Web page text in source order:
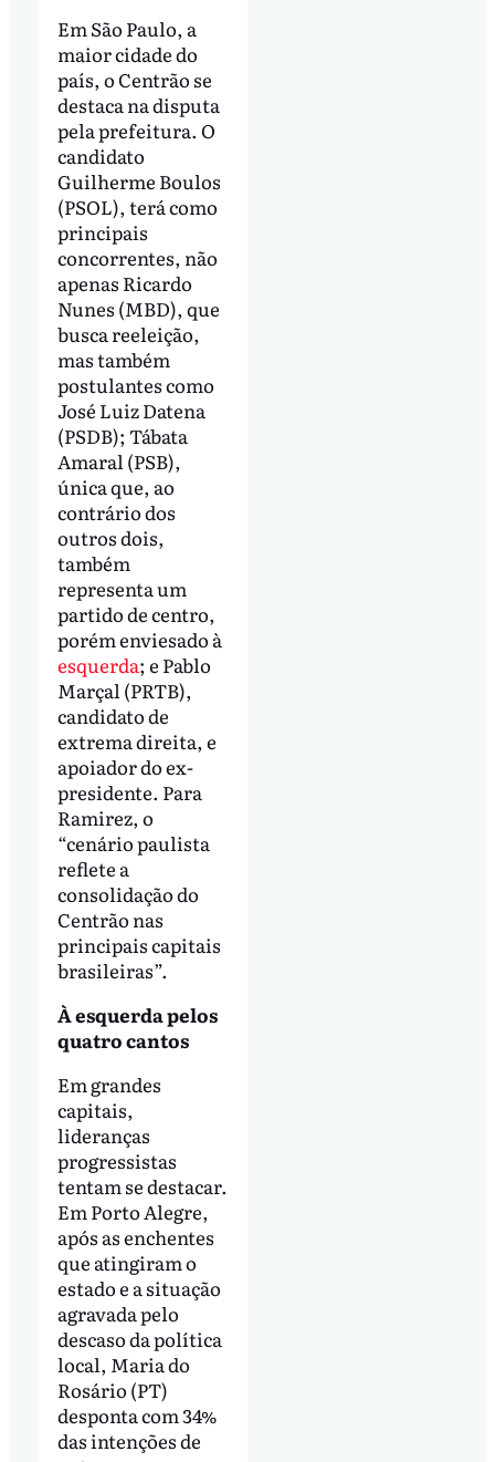
Em São Paulo, a
maior cidade do
país, o Centrão se
destaca na disputa
pela prefeitura. O
candidato
Guilherme Boulos
(PSOL), terá como
principais
concorrentes, não
apenas Ricardo
Nunes (MBD), que
busca reeleição,
mas também
postulantes como
José Luiz Datena
(PSDB); Tábata
Amaral (PSB),
única que, ao
contrário dos
outros dois,
também
representa um
partido de centro,
porém enviesado à
esquerda; e Pablo
Marçal (PRTB),
candidato de
extrema direita, e
apoiador do ex-
presidente. Para
Ramirez, o
“cenário paulista
reflete a
consolidação do
Centrão nas
principais capitais
brasileiras”.
À esquerda pelos
quatro cantos
Em grandes
capitais,
lideranças
progressistas
tentam se destacar.
Em Porto Alegre,
após as enchentes
que atingiram o
estado e a situação
agravada pelo
descaso da política
local, Maria do
Rosário (PT)
desponta com 34%
das intenções de